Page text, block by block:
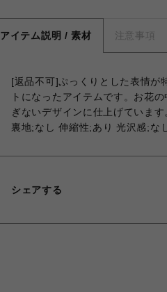
アイテム説明 / 素材 注意事項
[返品不可]ぷっくりとした表情が
トになったアイテムです。お花
ぎないデザインに仕上げていま
裏地;なし 伸縮性;あり 光沢感;な
シェアする